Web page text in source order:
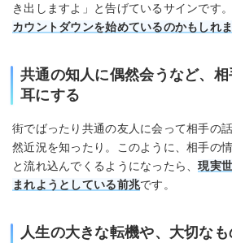
き出しますよ」と告げているサインです
カウントダウンを始めているのかもしれま
共通の知人に偶然会うなど、
耳にする
街でばったり共通の友人に会って相手の
然近況を知ったり。このように、相手の
と流れ込んでくるようになったら、現実
まれようとしている前兆です。
人生の大きな転機や、大切な